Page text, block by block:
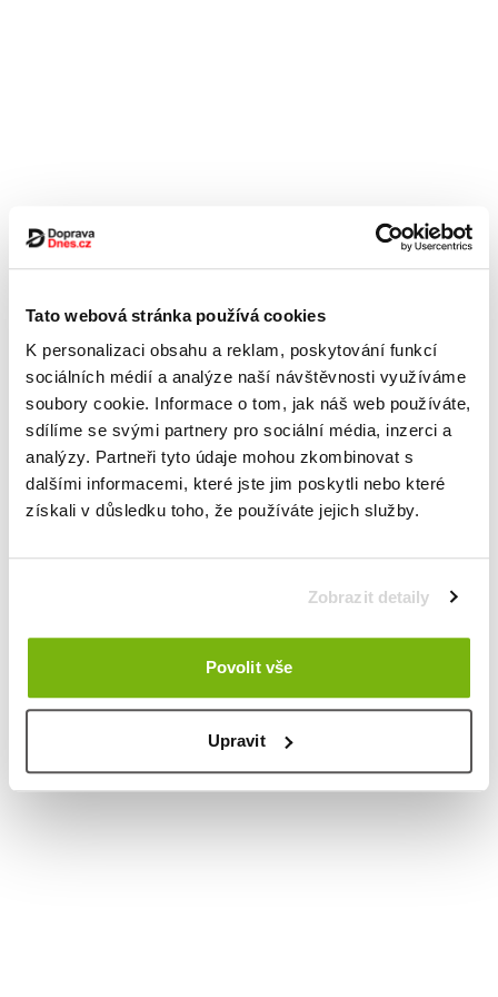
Tato webová stránka používá cookies
K personalizaci obsahu a reklam, poskytování funkcí
sociálních médií a analýze naší návštěvnosti využíváme
soubory cookie. Informace o tom, jak náš web používáte,
sdílíme se svými partnery pro sociální média, inzerci a
analýzy. Partneři tyto údaje mohou zkombinovat s
dalšími informacemi, které jste jim poskytli nebo které
získali v důsledku toho, že používáte jejich služby.
Zobrazit detaily
Povolit vše
Upravit